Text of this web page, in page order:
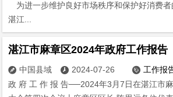
为进一步维护良好市场秩序和保护好消费者
湛江...
湛江市麻章区2024年政府工作报告
 中国县域  2024-07-26  工作报
政 府 工 作 报 告──2024年3月7日在湛江市